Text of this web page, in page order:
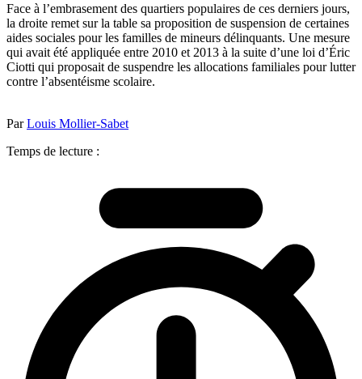
Face à l’embrasement des quartiers populaires de ces derniers jours,
la droite remet sur la table sa proposition de suspension de certaines
aides sociales pour les familles de mineurs délinquants. Une mesure
qui avait été appliquée entre 2010 et 2013 à la suite d’une loi d’Éric
Ciotti qui proposait de suspendre les allocations familiales pour lutter
contre l’absentéisme scolaire.
ParLouis Mollier-Sabet
Temps de lecture :